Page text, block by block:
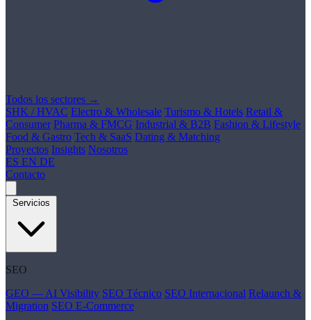
Todos los sectores →
SHK / HVAC Electro & Wholesale Turismo & Hotels Retail &
Consumer Pharma & FMCG Industrial & B2B Fashion & Lifestyle
Food & Gastro Tech & SaaS Dating & Matching
Proyectos Insights Nosotros
ES EN DE
Contacto
Servicios
SEO
GEO — AI Visibility SEO Técnico SEO Internacional Relaunch &
Migration SEO E-Commerce